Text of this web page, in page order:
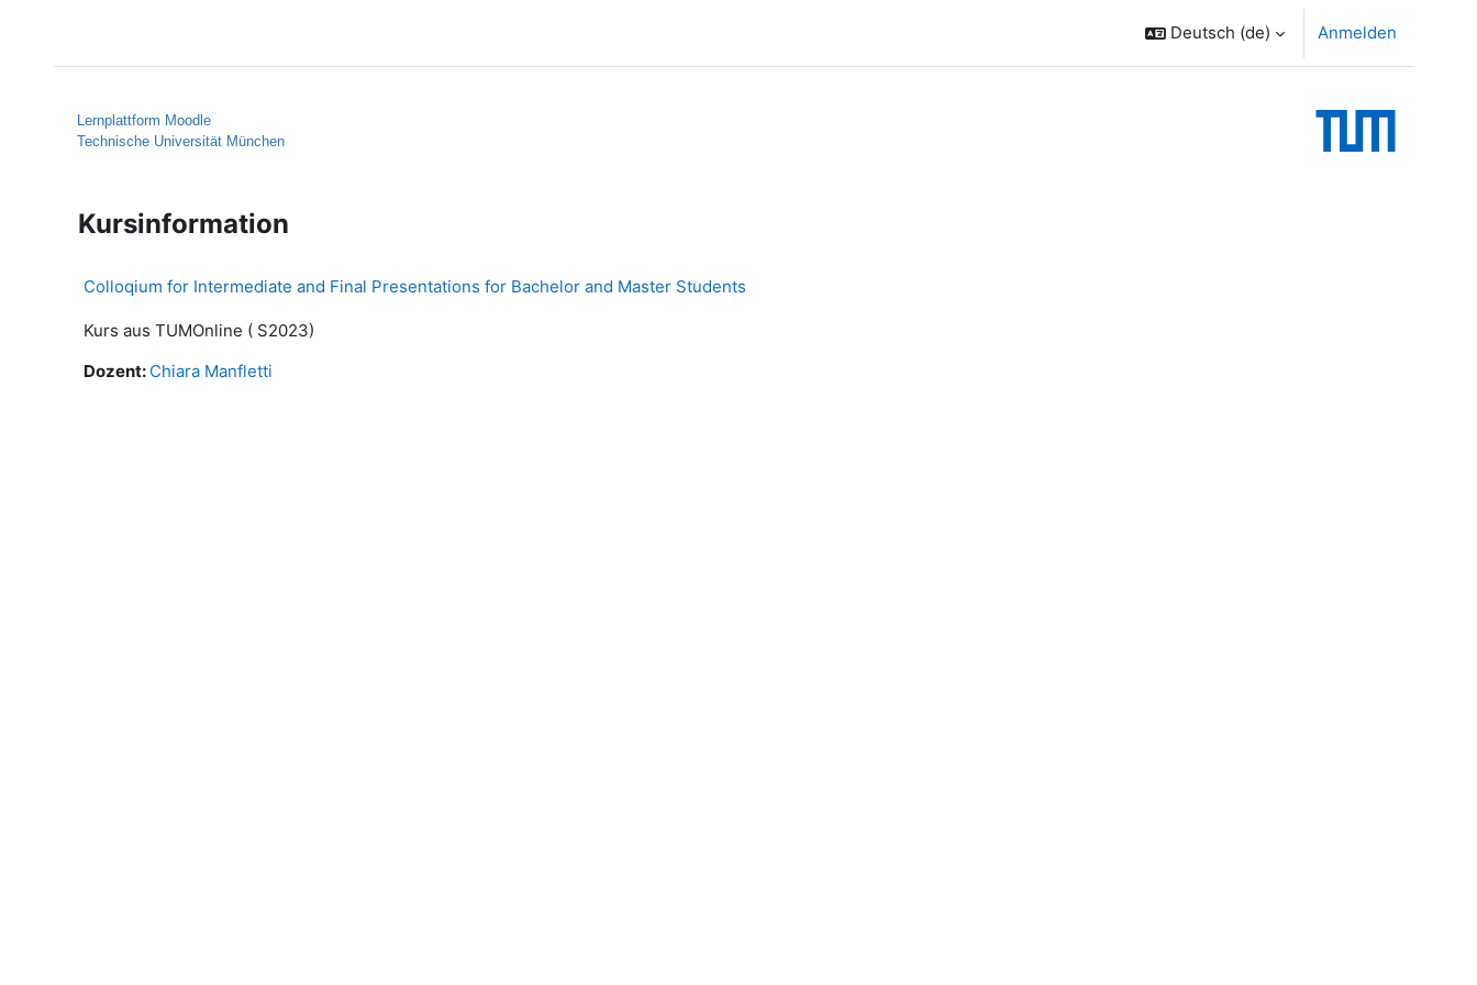
Deutsch ‎(de)‎ Anmelden
Lernplattform Moodle
Technische Universität München
Kursinformation
Colloqium for Intermediate and Final Presentations for Bachelor and Master Students
Kurs aus TUMOnline ( S2023)
Dozent: Chiara Manfletti